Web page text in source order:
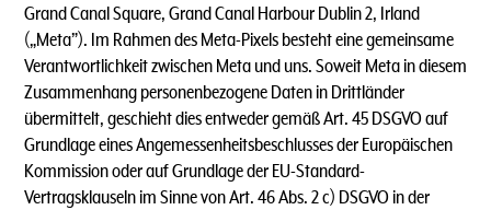
Grand Canal Square, Grand Canal Harbour Dublin 2, Irland
(„Meta”). Im Rahmen des Meta-Pixels besteht eine gemeinsame
Verantwortlichkeit zwischen Meta und uns. Soweit Meta in diesem
Zusammenhang personenbezogene Daten in Drittländer
übermittelt, geschieht dies entweder gemäß Art. 45 DSGVO auf
Grundlage eines Angemessenheitsbeschlusses der Europäischen
Kommission oder auf Grundlage der EU-Standard-
Vertragsklauseln im Sinne von Art. 46 Abs. 2 c) DSGVO in der